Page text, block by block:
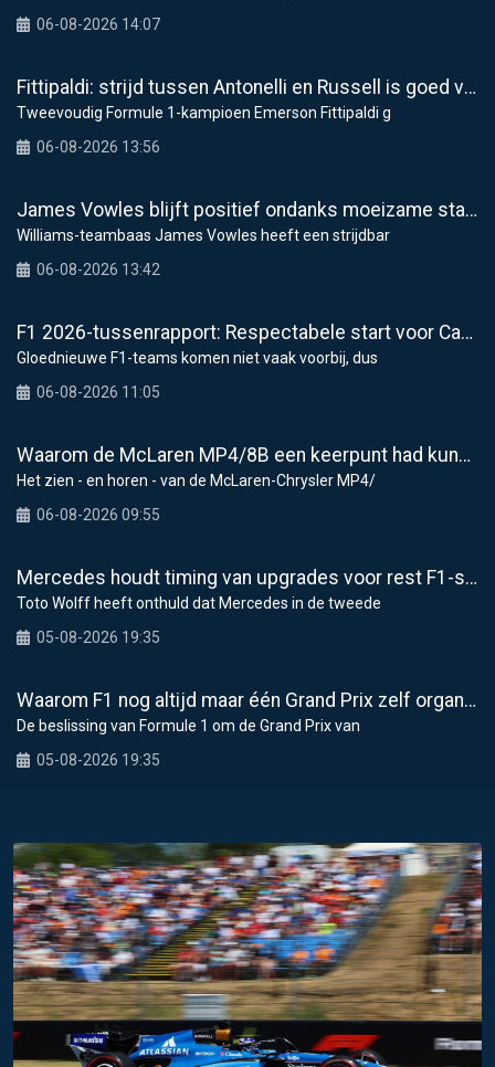
06-08-2026 14:07
Fittipaldi: strijd tussen Antonelli en Russell is goed voor F1
Tweevoudig Formule 1-kampioen Emerson Fittipaldi g
06-08-2026 13:56
James Vowles blijft positief ondanks moeizame start Williams 2026
Williams-teambaas James Vowles heeft een strijdbar
06-08-2026 13:42
F1 2026-tussenrapport: Respectabele start voor Cadillac
Gloednieuwe F1-teams komen niet vaak voorbij, dus
06-08-2026 11:05
Waarom de McLaren MP4/8B een keerpunt had kunnen zijn voor de F1
Het zien - en horen - van de McLaren-Chrysler MP4/
06-08-2026 09:55
Mercedes houdt timing van upgrades voor rest F1-seizoen 2026 nauwlettend in de gaten
Toto Wolff heeft onthuld dat Mercedes in de tweede
05-08-2026 19:35
Waarom F1 nog altijd maar één Grand Prix zelf organiseert
De beslissing van Formule 1 om de Grand Prix van
05-08-2026 19:35